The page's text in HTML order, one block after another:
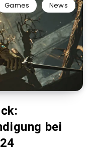
Games News
bei